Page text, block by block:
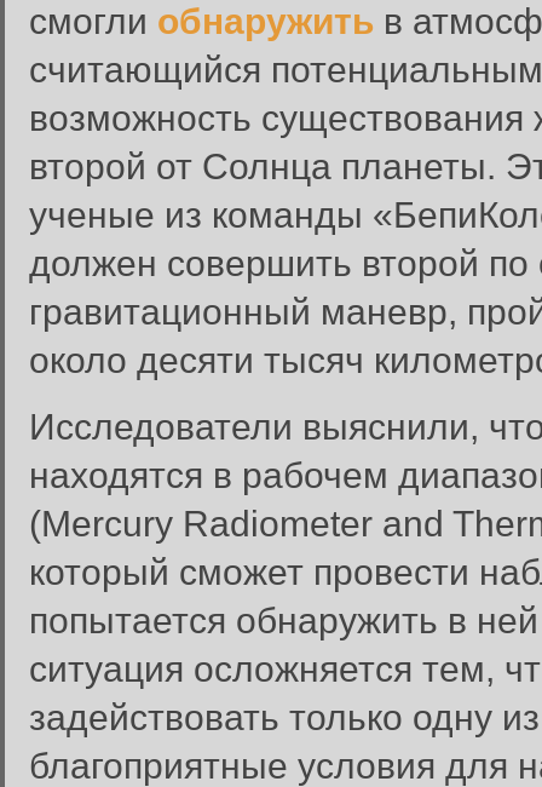
смогли обнаружить в
считающийся
возможность
второй от Солнца планеты.
ученые из команды
должен совершить второй
гравитационный маневр,
около десяти тысяч
Исследователи выяснили,
находятся в рабочем
(Mercury Radiometer and
который сможет провести
попытается обнаружить в
ситуация осложняется тем,
задействовать только одну
благоприятные условия для